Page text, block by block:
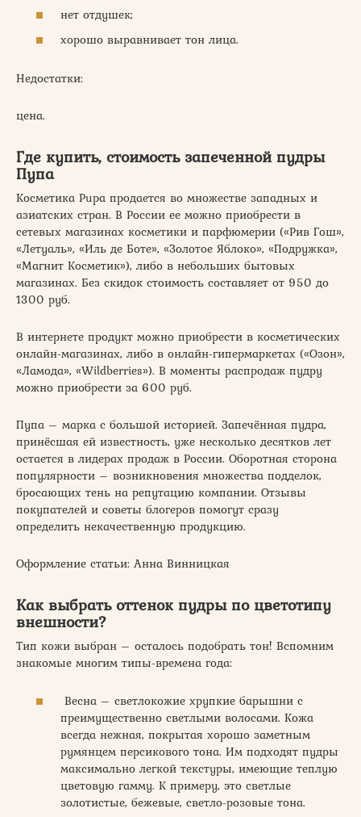
нет отдушек;
хорошо выравнивает тон лица.
Недостатки:
цена.
Где купить, стоимость запеченной пудры
Пупа
Косметика Pupa продается во множестве западных и
азиатских стран. В России ее можно приобрести в
сетевых магазинах косметики и парфюмерии («Рив Гош»,
«Летуаль», «Иль де Боте», «Золотое Яблоко», «Подружка»,
«Магнит Косметик»), либо в небольших бытовых
магазинах. Без скидок стоимость составляет от 950 до
1300 руб.
В интернете продукт можно приобрести в косметических
онлайн-магазинах, либо в онлайн-гипермаркетах («Озон»,
«Ламода», «Wildberries»). В моменты распродаж пудру
можно приобрести за 600 руб.
Пупа – марка с большой историей. Запечённая пудра,
принёсшая ей известность, уже несколько десятков лет
остается в лидерах продаж в России. Оборотная сторона
популярности – возникновения множества подделок,
бросающих тень на репутацию компании. Отзывы
покупателей и советы блогеров помогут сразу
определить некачественную продукцию.
Оформление статьи: Анна Винницкая
Как выбрать оттенок пудры по цветотипу
внешности?
Тип кожи выбран – осталось подобрать тон! Вспомним
знакомые многим типы-времена года:
Весна – светлокожие хрупкие барышни с
преимущественно светлыми волосами. Кожа
всегда нежная, покрытая хорошо заметным
румянцем персикового тона. Им подходят пудры
максимально легкой текстуры, имеющие теплую
цветовую гамму. К примеру, это светлые
золотистые, бежевые, светло-розовые тона.